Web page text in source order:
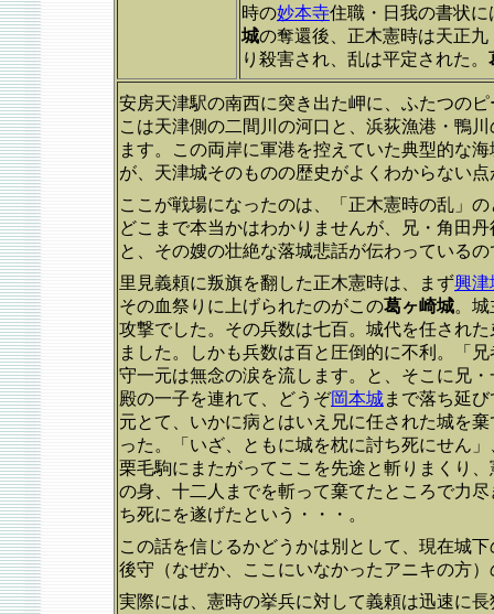
時の妙本寺住職・日我の書状に
城の奪還後、正木憲時は天正
り殺害され、乱は平定された。
安房天津駅の南西に突き出た岬に、ふたつの
こは天津側の二間川の河口と、浜荻漁港・鴨
ます。この両岸に軍港を控えていた典型的な
が、天津城そのものの歴史がよくわからない
ここが戦場になったのは、「正木憲時の乱」
どこまで本当かはわかりませんが、兄・角田
と、その嫂の壮絶な落城悲話が伝わっている
里見義頼に叛旗を翻した正木憲時は、まず興津
その血祭りに上げられたのがこの葛ヶ崎城。
攻撃でした。その兵数は七百。城代を任され
ました。しかも兵数は百と圧倒的に不利。「
守一元は無念の涙を流します。と、そこに兄
殿の一子を連れて、どうぞ岡本城まで落ち延
元とて、いかに病とはいえ兄に任された城を
った。「いざ、ともに城を枕に討ち死にせん
栗毛駒にまたがってここを先途と斬りまくり
の身、十二人までを斬って棄てたところで力
ち死にを遂げたという・・・。
この話を信じるかどうかは別として、現在城
後守（なぜか、ここにいなかったアニキの方
実際には、憲時の挙兵に対して義頼は迅速に